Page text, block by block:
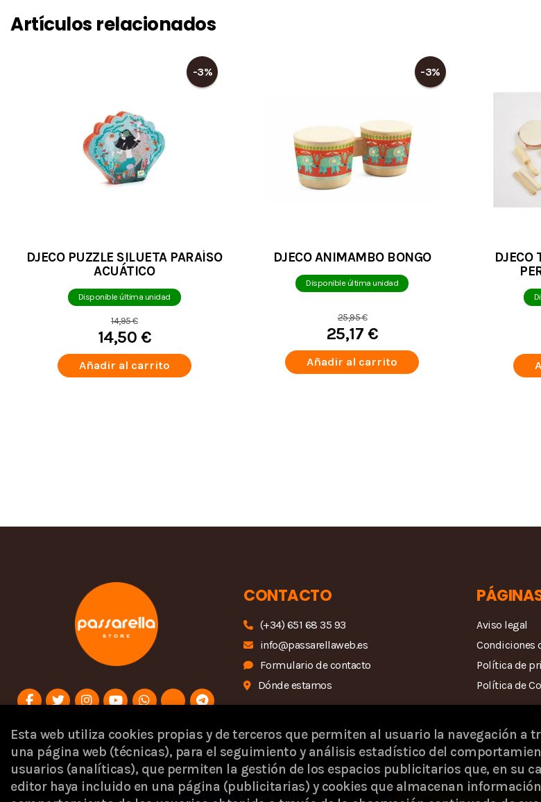
Artículos relacionados
-3%
DJECO PUZZLE SILUETA PARAÍSO
ACUÁTICO
Disponible última unidad
14,95 €
14,50 €
Añadir al carrito
-3%
DJECO ANIMAMBO BONGO
Disponible última unidad
25,95 €
25,17 €
Añadir al carrito
DJECO
CONTACTO
(+34) 651 68 35 93
info@passarellaweb.es
Formulario de contacto
Dónde estamos
Aviso legal
Condiciones
Política de
Política de
Proyecto financiado por la Dirección General del Libro y Fomento de
Esta web utiliza cookies propias y de terceros que permiten al usuario la navegación a
una página web (técnicas), para el seguimiento y análisis estadístico del
usuarios (analíticas), que permiten la gestión de los espacios publicitarios que, en su
editor haya incluido en una página (publicitarias) y cookies que almacenan